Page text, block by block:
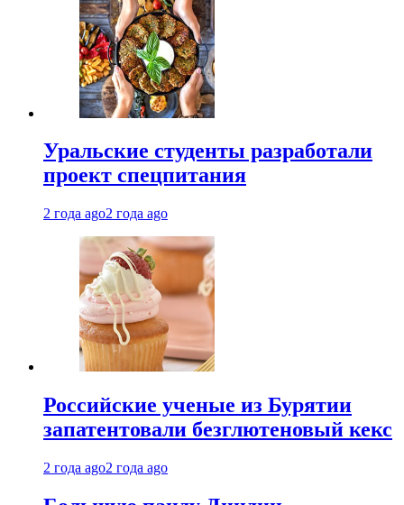
Уральские студенты разработали
проект спецпитания
2 года ago2 года ago
Российские ученые из Бурятии
запатентовали безглютеновый кекс
2 года ago2 года ago